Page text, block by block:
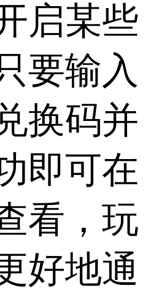
启某些
要输入
换码并
即可在
看，玩
好地通